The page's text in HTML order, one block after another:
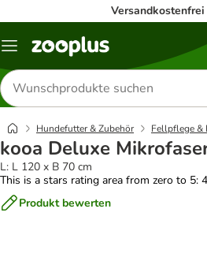
Versandkostenfrei
Menü
Produkte
suchen
Hundefutter & Zubehör Fellpflege &
kooa Deluxe
L: L 120 x B 70 cm
This is a stars rating area from zero to 5:
Produkt bewerten